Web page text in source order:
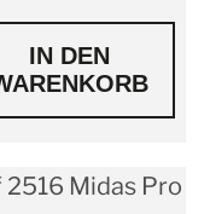
IN DEN